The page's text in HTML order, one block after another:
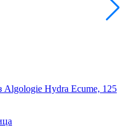
Algologie Hydra Ecume, 125